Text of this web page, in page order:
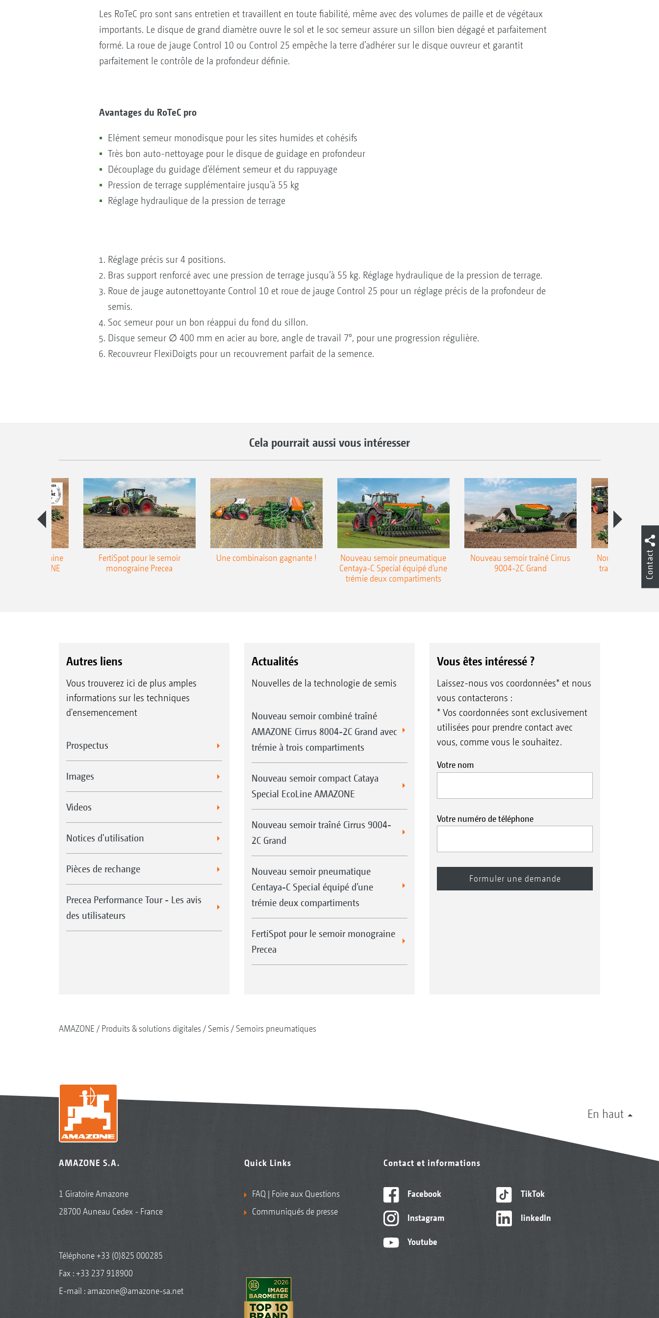
Les RoTeC pro sont sans entretien et travaillent en toute fiabilité, même avec des volumes de paille et de végétaux
importants. Le disque de grand diamètre ouvre le sol et le soc semeur assure un sillon bien dégagé et parfaitement
formé. La roue de jauge Control 10 ou Control 25 empêche la terre d’adhérer sur le disque ouvreur et garantit
parfaitement le contrôle de la profondeur définie.
Avantages du RoTeC pro
Elément semeur monodisque pour les sites humides et cohésifs
Très bon auto-nettoyage pour le disque de guidage en profondeur
Découplage du guidage d’élément semeur et du rappuyage
Pression de terrage supplémentaire jusqu’à 55 kg
Réglage hydraulique de la pression de terrage
Réglage précis sur 4 positions.
Bras support renforcé avec une pression de terrage jusqu’à 55 kg. Réglage hydraulique de la pression de terrage.
Roue de jauge autonettoyante Control 10 et roue de jauge Control 25 pour un réglage précis de la profondeur de
semis.
Soc semeur pour un bon réappui du fond du sillon.
Disque semeur ∅ 400 mm en acier au bore, angle de travail 7°, pour une progression régulière.
Recouvreur FlexiDoigts pour un recouvrement parfait de la semence.
Cela pourrait aussi vous intéresser
monograine
TCC AMAZONE
FertiSpot pour le semoir
monograine Precea
Une combinaison gagnante !
Nouveau semoir pneumatique
Centaya-C Special équipé d’une
trémie deux compartiments
Nouveau semoir traîné Cirrus
9004-2C Grand
Nouveau semoir
traîné Precea-
Autres liens
Vous trouverez ici de plus amples
informations sur les techniques
d'ensemencement
Prospectus
Images
Videos
Notices d'utilisation
Pièces de rechange
Precea Performance Tour - Les avis
des utilisateurs
Actualités
Nouvelles de la technologie de semis
Nouveau semoir combiné traîné
AMAZONE Cirrus 8004-2C Grand avec
trémie à trois compartiments
Nouveau semoir compact Cataya
Special EcoLine AMAZONE
Nouveau semoir traîné Cirrus 9004-
2C Grand
Nouveau semoir pneumatique
Centaya-C Special équipé d’une
trémie deux compartiments
FertiSpot pour le semoir monograine
Precea
Vous êtes intéressé ?
Laissez-nous vos coordonnées* et nous
vous contacterons :
* Vos coordonnées sont exclusivement
utilisées pour prendre contact avec
vous, comme vous le souhaitez.
Votre nom
Votre numéro de téléphone
AMAZONE Produits & solutions digitales Semis Semoirs pneumatiques
En haut
AMAZONE S.A.
1 Giratoire Amazone
28700 Auneau Cedex - France
Téléphone+33 (0)825 000285
Fax : +33 237 918900
E-mail : amazone@amazone-sa.net
Quick Links
FAQ | Foire aux Questions
Communiqués de presse
Contact et informations
Facebook
Instagram
Youtube
TikTok
linkedIn
Contact